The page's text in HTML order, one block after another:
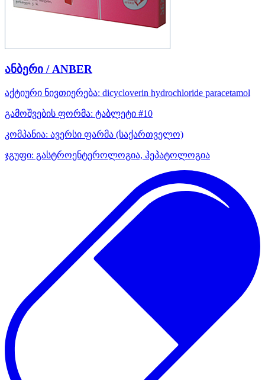
ანბერი / ANBER
აქტიური ნივთიერება: dicycloverin hydrochloride paracetamol
გამოშვების ფორმა: ტაბლეტი #10
კომპანია: ავერსი ფარმა (საქართველო)
ჯგუფი: გასტროენტეროლოგია, ჰეპატოლოგია